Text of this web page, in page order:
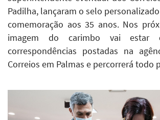
Padilha, lançaram o selo
comemoração aos 35 anos. Nos
imagem do carimbo vai estar
correspondências postadas na
Correios em Palmas e percorrerá todo